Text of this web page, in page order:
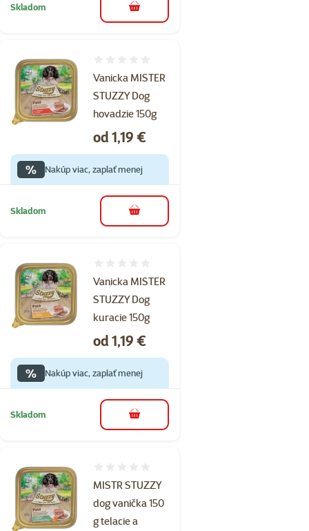
Skladom do košíka
Vanicka MISTER
STUZZY Dog
hovadzie 150g
Cena
od 1,19 €
% Nakúp viac, zaplať menej
Skladom do košíka
Vanicka MISTER
STUZZY Dog
kuracie 150g
Cena
od 1,19 €
% Nakúp viac, zaplať menej
Skladom do košíka
MISTR STUZZY
dog vanička 150
g telacie a